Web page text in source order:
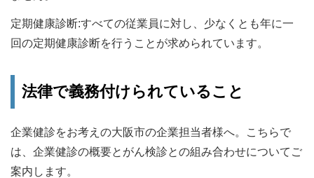
定期健康診断:すべての従業員に対し、少なくとも年に一
回の定期健康診断を行うことが求められています。
法律で義務付けられていること
企業健診をお考えの大阪市の企業担当者様へ。こちらで
は、企業健診の概要とがん検診との組み合わせについてご
案内します。